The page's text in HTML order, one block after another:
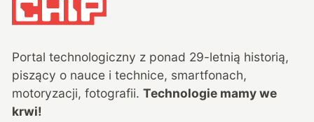
Portal technologiczny z ponad 29-letnią historią,
piszący o nauce i technice, smartfonach,
motoryzacji, fotografii. Technologie mamy we
krwi!